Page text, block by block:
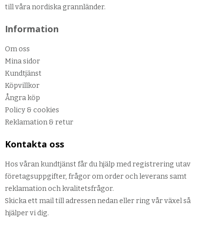
till våra nordiska grannländer.
Information
Om oss
Mina sidor
Kundtjänst
Köpvillkor
Ångra köp
Policy & cookies
Reklamation & retur
Kontakta oss
Hos våran kundtjänst får du hjälp med registrering utav
företagsuppgifter, frågor om order och leverans samt
reklamation och kvalitetsfrågor.
Skicka ett mail till adressen nedan eller ring vår växel så
hjälper vi dig.